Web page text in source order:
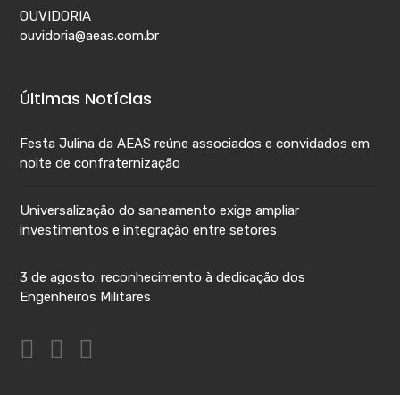
OUVIDORIA
ouvidoria@aeas.com.br
Últimas Notícias
Festa Julina da AEAS reúne associados e convidados em
noite de confraternização
Universalização do saneamento exige ampliar
investimentos e integração entre setores
3 de agosto: reconhecimento à dedicação dos
Engenheiros Militares